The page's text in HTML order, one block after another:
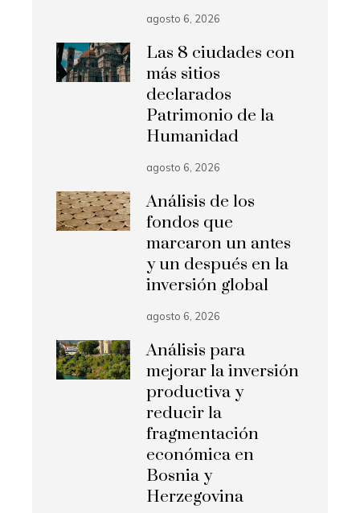
agosto 6, 2026
Las 8 ciudades con
más sitios
declarados
Patrimonio de la
Humanidad
agosto 6, 2026
Análisis de los
fondos que
marcaron un antes
y un después en la
inversión global
agosto 6, 2026
Análisis para
mejorar la inversión
productiva y
reducir la
fragmentación
económica en
Bosnia y
Herzegovina